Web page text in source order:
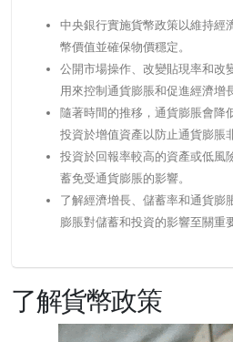
中央銀行實施貨幣政策以維持經
幣價值並確保物價穩定。
公開市場操作、改變貼現率和改
用來控制通貨膨脹和促進經濟增
隨著時間的推移，通貨膨脹會降
投資於增值資產以防止通貨膨脹
投資於回報率較高的資產或低風
蓄免受通貨膨脹的影響。
了解經濟增長、儲蓄率和通貨膨
膨脹對儲蓄和投資的影響至關重
了解貨幣政策